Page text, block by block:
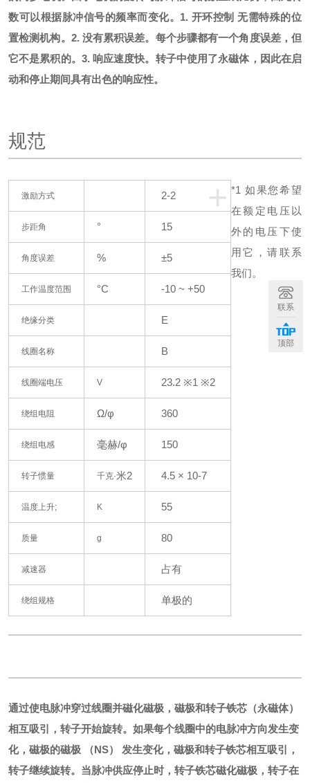
数可以根据脉冲信号的频率而变化。 1. 开环控制 无需特殊的位
置检测机构。 2. 没有累积误差。 每个步骤都有一个角度误差，但
它不是累积的。 3. 响应速度快。 转子中使用了永磁体，因此在启
动和停止期间具有出色的响应性。
规范
+
激励方式 2-2
步距角 ° 15
角度误差 % ±5
工作温度范围 °C -10 ~ +50
绝缘分类 E
线圈名称 B
线圈端电压 V 23.2 ※1 ※2
绕组电阻 Ω/φ 360
绕组电感 毫赫/φ 150
转子惯量 千克·米2 4.5 × 10-7
温度上升; K 55
质量 g 80
减速器 占有
绕组规格 单极的
*1 如果您希望
在额定电压以
外的电压下使
用它，请联系
我们。
通过使电脉冲穿过线圈并磁化磁极，磁极和转子铁芯（永磁体）
相互吸引，转子开始旋转。 如果每个线圈中的电脉冲方向发生变
化，磁极的磁极 （NS） 发生变化，磁极和转子铁芯相互吸引，
转子继续旋转。 当脉冲供应停止时，转子铁芯磁化磁极，转子在
联系
顶部